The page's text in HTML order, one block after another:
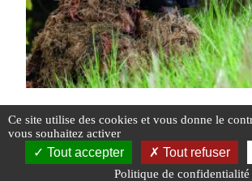
MILIPOL 2017 (2ème partie)
Ce site utilise des cookies et vous donne le
vous souhaitez activer
Tout accepter Tout refuser
Politique de confidentialité